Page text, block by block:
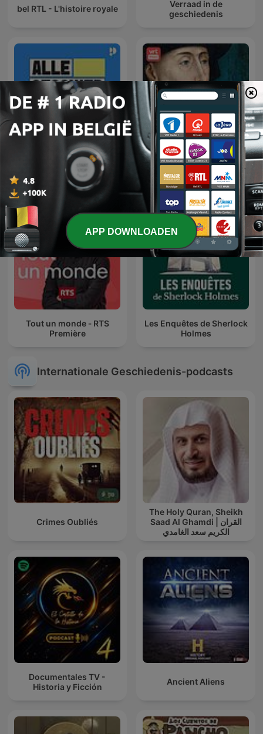
bel RTL - L'histoire royale
Verraad in de
geschiedenis
Alle Geschiedenis Ooit –
Grote Namen
De Bourgondiërs met Bart
Van Loo
Tout un monde ‐ RTS
Première
Les Enquêtes de Sherlock
Holmes
Internationale Geschiedenis-podcasts
Crimes Oubliés
The Holy Quran, Sheikh
Saad Al Ghamdi | القران
الكريم سعد الغامدي
Documentales TV -
Historia y Ficción
Ancient Aliens
APP DOWNLOADEN